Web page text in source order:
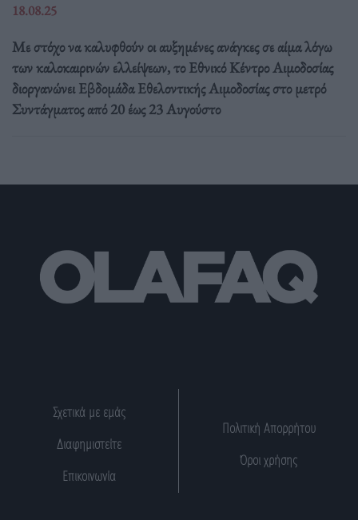
18.08.25
Με στόχο να καλυφθούν οι αυξημένες ανάγκες σε αίμα λόγω
των καλοκαιρινών ελλείψεων, το Εθνικό Κέντρο Αιμοδοσίας
διοργανώνει Εβδομάδα Εθελοντικής Αιμοδοσίας στο μετρό
Συντάγματος από 20 έως 23 Αυγούστο
Σχετικά με εμάς
Διαφημιστείτε
Επικοινωνία
Πολιτική Απορρήτου
Όροι χρήσης